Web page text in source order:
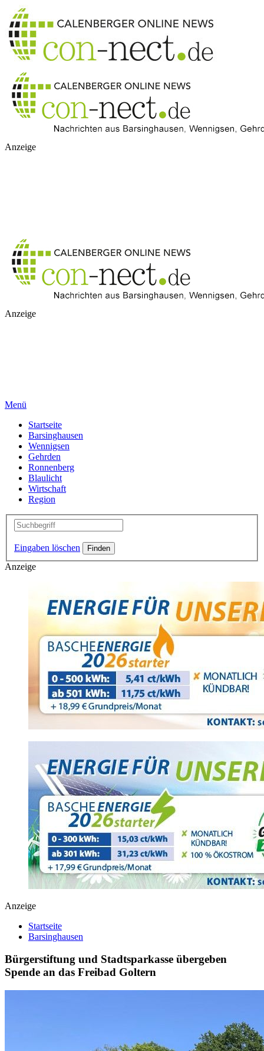
Anzeige
Anzeige
Menü
Startseite
Barsinghausen
Wennigsen
Gehrden
Ronnenberg
Blaulicht
Wirtschaft
Region
Eingaben löschen
Anzeige
Anzeige
Startseite
Barsinghausen
Bürgerstiftung und Stadtsparkasse übergeben
Spende an das Freibad Goltern